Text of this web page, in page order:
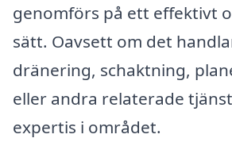
genomförs på ett effektivt
sätt. Oavsett om det
dränering, schaktning,
eller andra relaterade
expertis i området.